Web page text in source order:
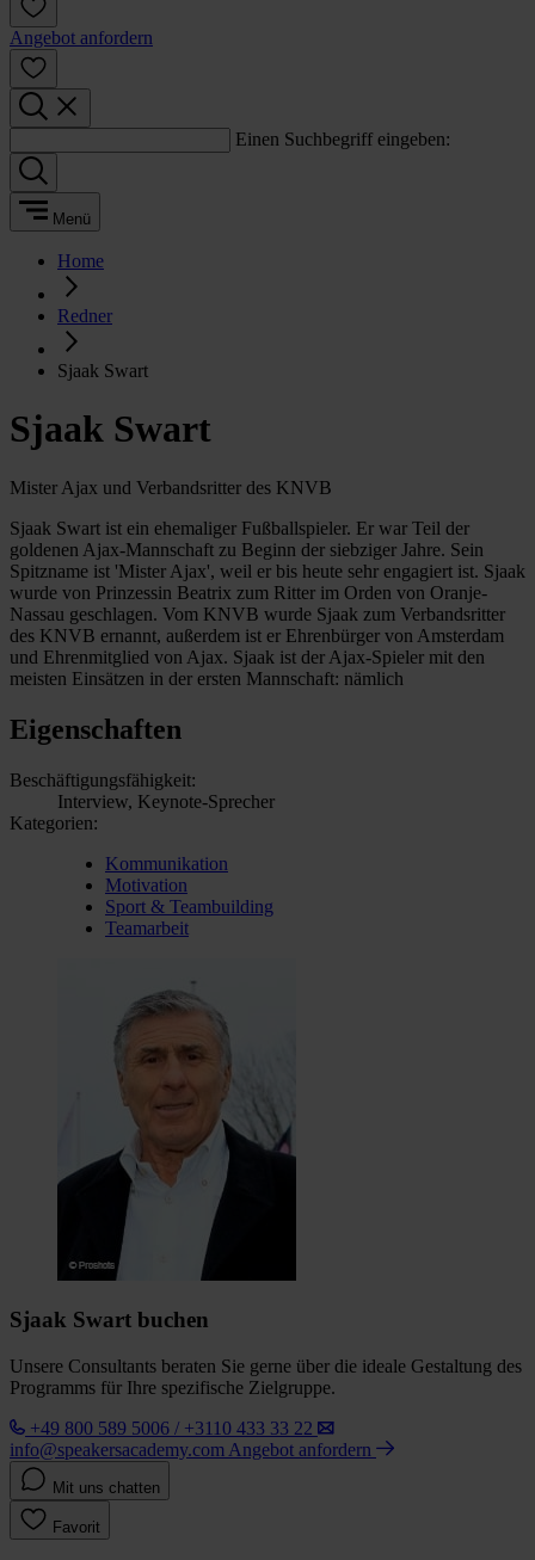
Angebot anfordern
Einen Suchbegriff eingeben:
Menü
Home
Redner
Sjaak Swart
Sjaak Swart
Mister Ajax und Verbandsritter des KNVB
Sjaak Swart ist ein ehemaliger Fußballspieler. Er war Teil der
goldenen Ajax-Mannschaft zu Beginn der siebziger Jahre. Sein
Spitzname ist 'Mister Ajax', weil er bis heute sehr engagiert ist. Sjaak
wurde von Prinzessin Beatrix zum Ritter im Orden von Oranje-
Nassau geschlagen. Vom KNVB wurde Sjaak zum Verbandsritter
des KNVB ernannt, außerdem ist er Ehrenbürger von Amsterdam
und Ehrenmitglied von Ajax. Sjaak ist der Ajax-Spieler mit den
meisten Einsätzen in der ersten Mannschaft: nämlich
Eigenschaften
Beschäftigungsfähigkeit:
Interview, Keynote-Sprecher
Kategorien:
Kommunikation
Motivation
Sport & Teambuilding
Teamarbeit
Sjaak Swart buchen
Unsere Consultants beraten Sie gerne über die ideale Gestaltung des
Programms für Ihre spezifische Zielgruppe.
+49 800 589 5006 / +3110 433 33 22
info@speakersacademy.com Angebot anfordern
Mit uns chatten
Favorit